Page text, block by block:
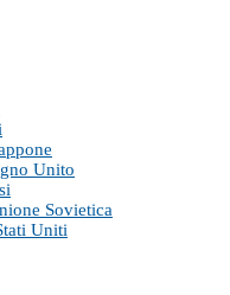
Unito
Sovietica
Uniti